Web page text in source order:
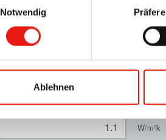
Notwendig
Ablehnen